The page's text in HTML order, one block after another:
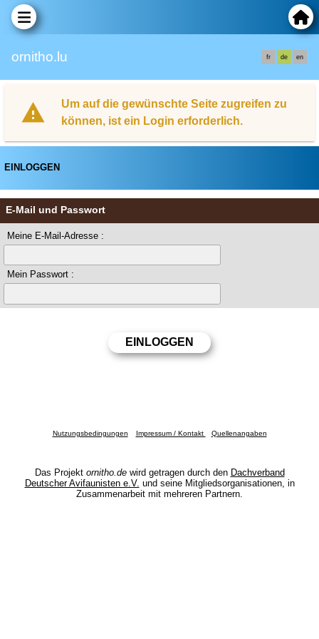
ornitho.lu fr de en
Um auf die gewünschte Seite zugreifen zu
können, ist ein Login erforderlich.
EINLOGGEN
E-Mail und Passwort
Meine E-Mail-Adresse :
Mein Passwort :
Nutzungsbedingungen Impressum / Kontakt Quellenangaben
Das Projekt ornitho.dewird getragen durch den Dachverband
Deutscher Avifaunisten e.V. und seine Mitgliedsorganisationen, in
Zusammenarbeit mit mehreren Partnern.